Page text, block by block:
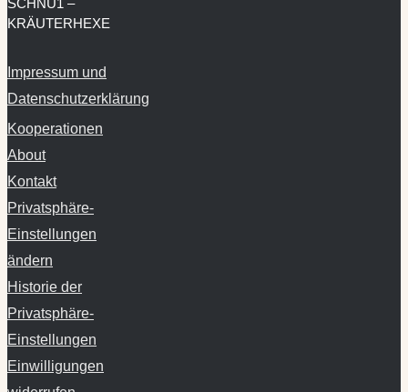
SCHNU1 –
KRÄUTERHEXE
Impressum und
Datenschutzerklärung
Kooperationen
About
Kontakt
Privatsphäre-
Einstellungen
ändern
Historie der
Privatsphäre-
Einstellungen
Einwilligungen